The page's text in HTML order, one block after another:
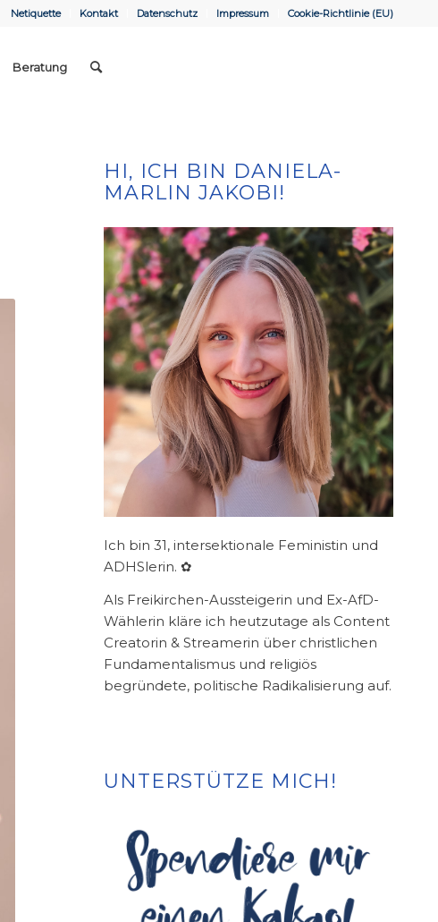
Netiquette Kontakt Datenschutz Impressum Cookie-Richtlinie (EU)
Beratung
HI, ICH BIN DANIELA-
MARLIN JAKOBI!
Ich bin 31, intersektionale Feministin und
ADHSlerin. ✿
Als Freikirchen-Aussteigerin und Ex-AfD-
Wählerin kläre ich heutzutage als Content
Creatorin & Streamerin über christlichen
Fundamentalismus und religiös
begründete, politische Radikalisierung auf.
UNTERSTÜTZE MICH!